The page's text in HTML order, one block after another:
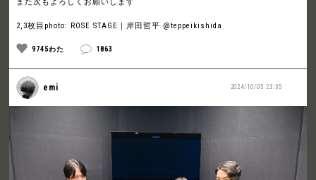
2,3枚目photo: ROSE STAGE｜岸田哲平 @teppeikishida
9745わた 1863
2024/10/05 23:35
emi